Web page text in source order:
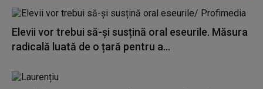
Elevii vor trebui să-și susțină oral eseurile. Măsura
radicală luată de o țară pentru a...